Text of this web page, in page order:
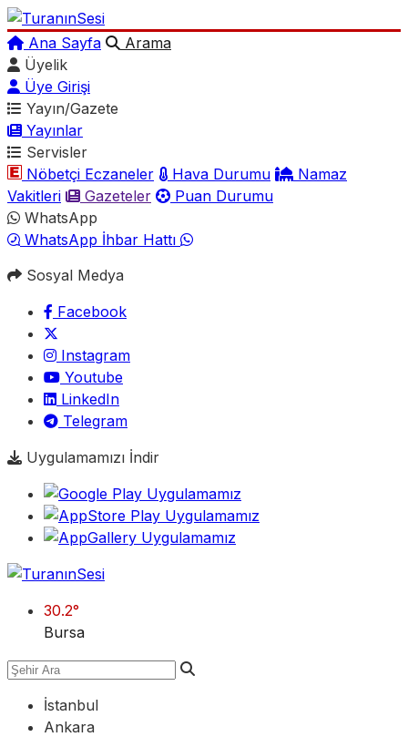
Ana Sayfa
Arama
Üyelik
Üye Girişi
Yayın/Gazete
Yayınlar
Servisler
Nöbetçi Eczaneler
Hava Durumu
Namaz
Vakitleri
Gazeteler
Puan Durumu
WhatsApp
WhatsApp İhbar Hattı
Sosyal Medya
Facebook
Instagram
Youtube
LinkedIn
Telegram
Uygulamamızı İndir
30.2°
Bursa
İstanbul
Ankara